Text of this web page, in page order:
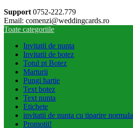
Support 0752-222.779
Email: comenzi@weddingcards.ro
Toate categoriile
Invitatii de nunta
Invitatii de botez
Totul pt Botez
Marturii
Pungi hartie
Text botez
Text nunta
Etichete
invitatii de nunta cu tiparire normala
Promotii!